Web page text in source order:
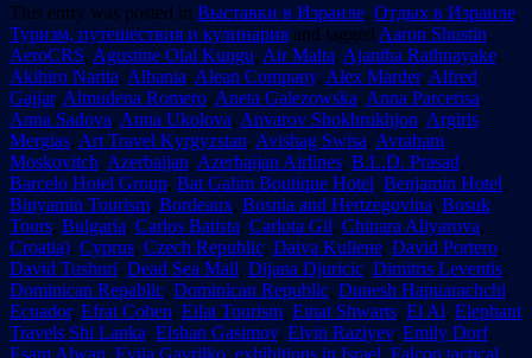
This entry was posted in Выставки в Израиле, Отдых в Израиле,
Туризм, путешествия и кулинария and tagged Aaron Shustin,
AeroCRS, Agustine Olal Kungu, Air Malta, Ajantha Rathnayake,
Akihiro Narita, Albania, Alean Company, Alex Marder, Alfred
Gajjar, Almudena Romero, Aneta Galezowska, Anna Parcerisa,
Anna Sadova, Anna Ukolova, Anvarov Shokhrukhjon, Argiris
Mergias, Art Travel Kyrgyzstan, Avishag Swisa, Avraham
Moskovitch, Azerbaijan, Azerbaijan Airlines, B.L.D. Prasad,
Barcelo Hotel Group, Bat Galim Boutique Hotel, Benjamin Hotel,
Binyamin Tourism, Bordeaux, Bosnia and Hertzegovina, Bosuk
Tours, Bulgaria, Carlos Batista, Carlota Gil, Chinara Aliyarova,
Croatia), Cyprus, Czech Republic, Daiva Kuliene, David Portero,
David Tushuri, Dead Sea Mail, Dijana Djuricic, Dimitris Leventis,
Dominican Repablic, Dominican Republic, Dunesh Hapuarachchi,
Ecuador, Efrat Cohen, Eilat Tourism, Einat Shwarts, El Al, Elephant
Travels Shi Lanka, Elshan Gasimov, Elvin Raziyev, Emily Dorf,
Esam Alwan, Evija Gavrilko, exhibitions in Israel, Falcon tactical